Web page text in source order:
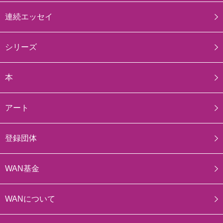
連続エッセイ
シリーズ
本
アート
登録団体
WAN基金
WANについて